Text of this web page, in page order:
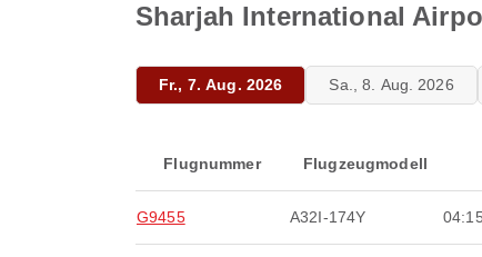
Sharjah International
Fr., 7. Aug. 2026 Sa., 8. Aug. 2026
Flugnummer Flugzeugmodell
G9455 A32I-174Y 04:15